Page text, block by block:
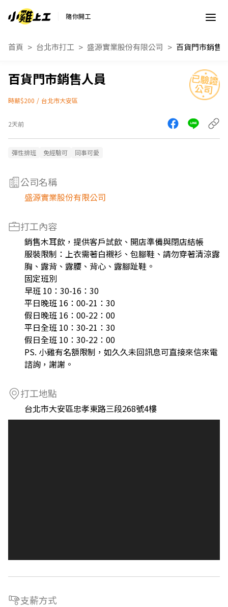
隨你開工
首頁 台北市打工 盛源實業股份有限公司 百貨門市銷售
百貨門市銷售人員
時薪$200 / 台北市大安區
2天前
彈性排班 免經驗可 同事可愛
公司名稱
盛源實業股份有限公司
打工內容
銷售木耳飲，提供客戶試飲、開店準備與閉店結帳
服裝限制：上衣需著白襯衫、包腳鞋、請勿穿著清涼露
胸、露背、露腰、背心、露腳趾鞋。
固定班別
早班 10：30-16：30
平日晚班 16：00-21：30
假日晚班 16：00-22：00
平日全班 10：30-21：30
假日全班 10：30-22：00
PS. 小雞有名額限制，如久久未回訊息可直接來信來電
諮詢，謝謝。
打工地點
台北市大安區忠孝東路三段268號4樓
支薪方式